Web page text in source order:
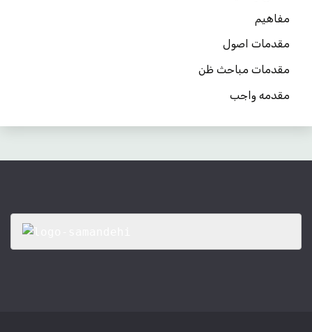
مفاهیم
مقدمات اصول
مقدمات مباحث ظن
مقدمه واجب